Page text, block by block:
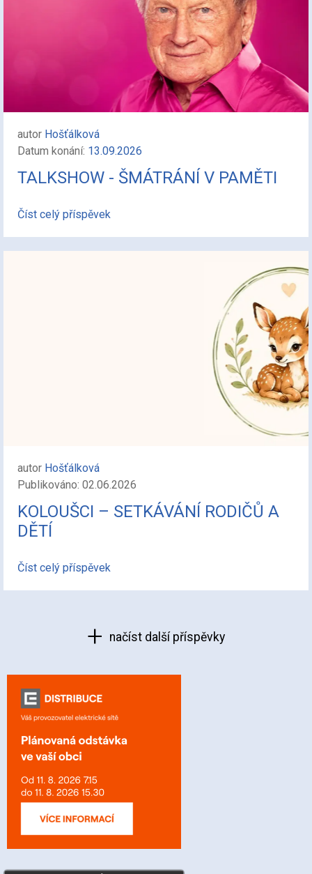
autor Hošťálková
Datum konání: 13.09.2026
TALKSHOW - ŠMÁTRÁNÍ V PAMĚTI
Číst celý příspěvek
autor Hošťálková
Publikováno: 02.06.2026
KOLOUŠCI – SETKÁVÁNÍ RODIČŮ A
DĚTÍ
Číst celý příspěvek
načíst další příspěvky